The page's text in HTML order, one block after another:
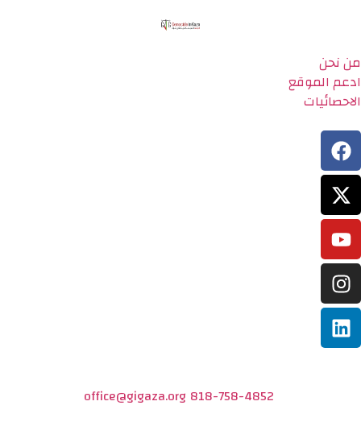
من نحن
ادعم الموقع
الاحصائيات
818-758-4852
office@gigaza.org